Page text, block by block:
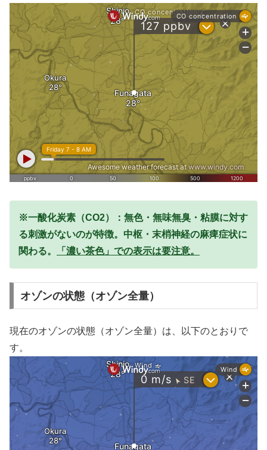
※一酸化炭素（CO2）：無色・無味無臭・粘膜に対す
る刺激がないのが特徴。中枢・末梢神経の麻痺症状に
関わる。
「濃い茶色」での表示は要注意。
オゾンの状態（オゾン全量）
現在のオゾンの状態（オゾン全量）は、以下のとおりで
す。